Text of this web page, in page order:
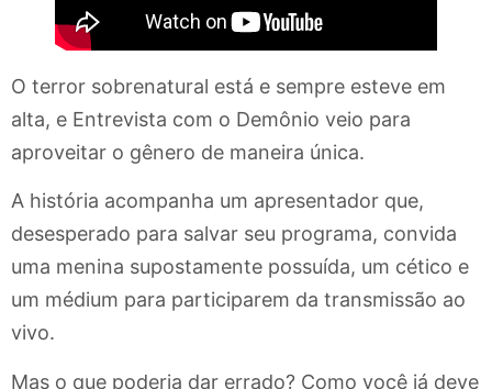
O terror sobrenatural está e sempre esteve em
alta, e Entrevista com o Demônio veio para
aproveitar o gênero de maneira única.
A história acompanha um apresentador que,
desesperado para salvar seu programa, convida
uma menina supostamente possuída, um cético e
um médium para participarem da transmissão ao
vivo.
Mas o que poderia dar errado? Como você já deve